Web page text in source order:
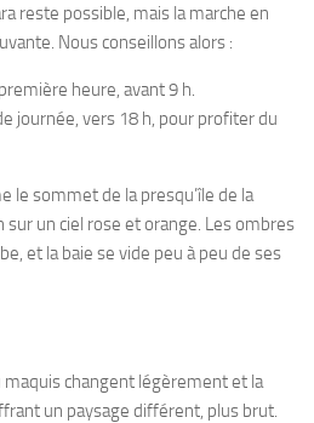
reste possible, mais la marche en
Nous conseillons alors :
heure, avant 9 h.
journée, vers 18 h, pour profiter du
le sommet de la presqu’île de la
sur un ciel rose et orange. Les ombres
et la baie se vide peu à peu de ses
maquis changent légèrement et la
un paysage différent, plus brut.